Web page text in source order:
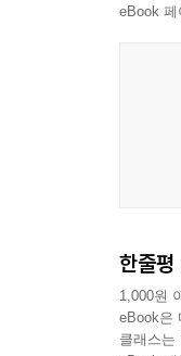
eBook 페
한줄평
1,000원
eBook은
클래스는